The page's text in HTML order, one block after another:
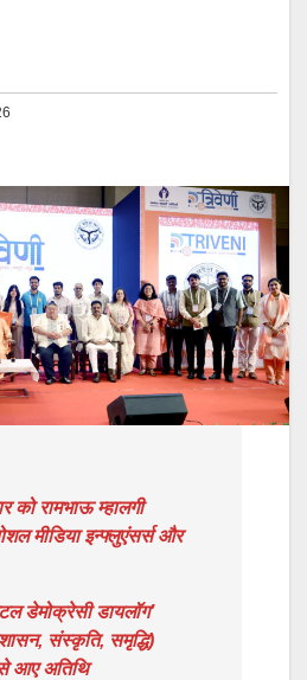
को रामभाऊ म्हालगी
मीडिया इन्फ्लुएंसर्स और
डेमोक्रेसी डायलॉग’
संस्कृति, समृद्धि)
आए अतिथि